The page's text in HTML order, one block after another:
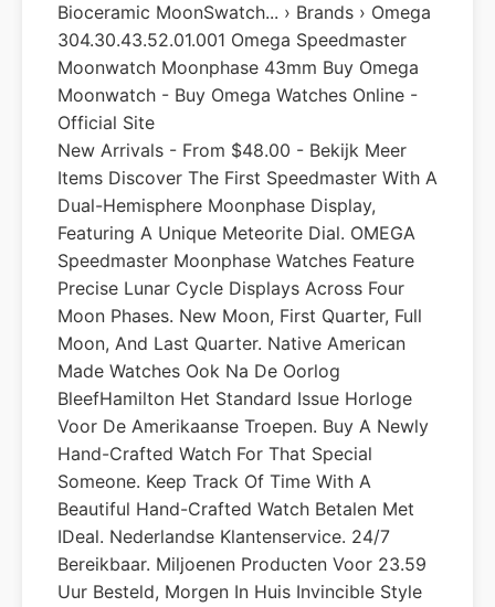
Bioceramic MoonSwatch... › Brands › Omega
304.30.43.52.01.001 Omega Speedmaster
Moonwatch Moonphase 43mm Buy Omega
Moonwatch - Buy Omega Watches Online -
Official Site
New Arrivals - From $48.00 - Bekijk Meer
Items Discover The First Speedmaster With A
Dual-Hemisphere Moonphase Display,
Featuring A Unique Meteorite Dial. OMEGA
Speedmaster Moonphase Watches Feature
Precise Lunar Cycle Displays Across Four
Moon Phases. New Moon, First Quarter, Full
Moon, And Last Quarter. Native American
Made Watches Ook Na De Oorlog
BleefHamilton Het Standard Issue Horloge
Voor De Amerikaanse Troepen. Buy A Newly
Hand-Crafted Watch For That Special
Someone. Keep Track Of Time With A
Beautiful Hand-Crafted Watch Betalen Met
IDeal. Nederlandse Klantenservice. 24/7
Bereikbaar. Miljoenen Producten Voor 23.59
Uur Besteld, Morgen In Huis Invincible Style